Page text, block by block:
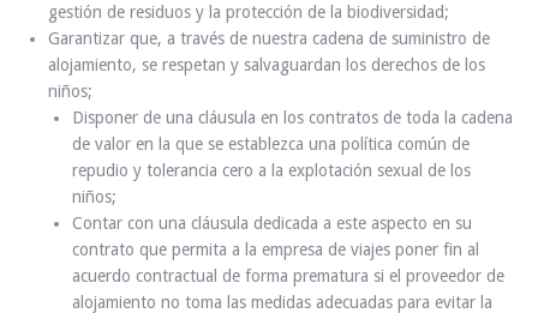
gestión de residuos y la protección de la biodiversidad;
Garantizar que, a través de nuestra cadena de suministro de
alojamiento, se respetan y salvaguardan los derechos de los
niños;
Disponer de una cláusula en los contratos de toda la cadena
de valor en la que se establezca una política común de
repudio y tolerancia cero a la explotación sexual de los
niños;
Contar con una cláusula dedicada a este aspecto en su
contrato que permita a la empresa de viajes poner fin al
acuerdo contractual de forma prematura si el proveedor de
alojamiento no toma las medidas adecuadas para evitar la